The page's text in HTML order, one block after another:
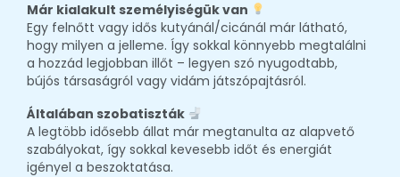
Már kialakult személyiségük van
Egy felnőtt vagy idős kutyánál/cicánál már látható,
hogy milyen a jelleme. Így sokkal könnyebb megtalálni
a hozzád legjobban illőt – legyen szó nyugodtabb,
bújós társaságról vagy vidám játszópajtásról.
Általában szobatiszták
A legtöbb idősebb állat már megtanulta az alapvető
szabályokat, így sokkal kevesebb időt és energiát
igényel a beszoktatása.